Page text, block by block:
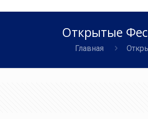
Открытые
Главная